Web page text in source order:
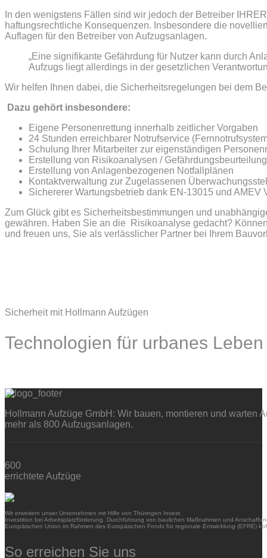
In den wenigstens Fällen sind wir jedoch der Betreiber
haftungsrechtliche Konsequenzen. Insbesondere die
Auflagen für den Betreiber von Aufzugsanlagen.
„Eine signifikante Gefährdung für Nutzer kann durch
Aufzugs liegt allerdings in der gesetzlichen
Wir helfen Ihnen dabei, die Sicherheitsregelungen bei dem
Dazu gehört insbesondere:
Eigene Personenrettung innerhalb zeitlicher Vorgaben
24 Stunden erreichbarer Notrufservice
Schulung Ihrer Mitarbeiter zur eigenständigen
Erstellung von Risikoanalysen / Gefährdungsbeurteilung
Erstellung von Anlagenbezogenen Notfallplänen
Kontaktverwaltung zur Zugelassenen
Sichererer Wartungsbetrieb dank EN-13015 und AMEV
Zum Glück gibt es Sicherheitsbestimmungen und
gewähren. Haben Sie an die Risikoanalyse gedacht?
und freuen uns, Sie als verlässlicher Partner bei Ihrem
Sicherheit mit Hollmann Aufzügen
Technologien für urbanes Leben
Hollmann Aufzüge GmbH: Wir bauen, montieren und warten
mehr als 800 Aufzugsanlagen.
600
errichtete Aufzüge
Wir erweitern unser Unternehmen mit Hilfe von Thüringen Invest.
Investition bei Arbeitsplatzförderung. Durchführung von baulichen Maßnahmen und
Europäischen Union im Rahmen des Europäischen Fonds für regionale Entwicklung (EFRE)
So erreichen Sie uns